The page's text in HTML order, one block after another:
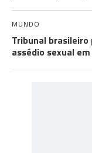
MUNDO
Tribunal
assédio sexual